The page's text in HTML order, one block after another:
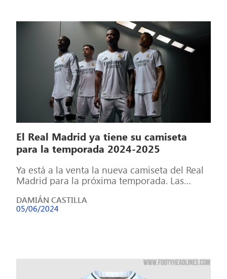
El Real Madrid ya tiene su camiseta
para la temporada 2024-2025
Ya está a la venta la nueva camiseta del Real
Madrid para la próxima temporada. Las
DAMIÁN CASTILLA
05/06/2024